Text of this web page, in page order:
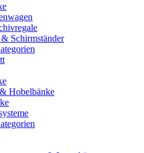
Schirmständer
Hobelbänke